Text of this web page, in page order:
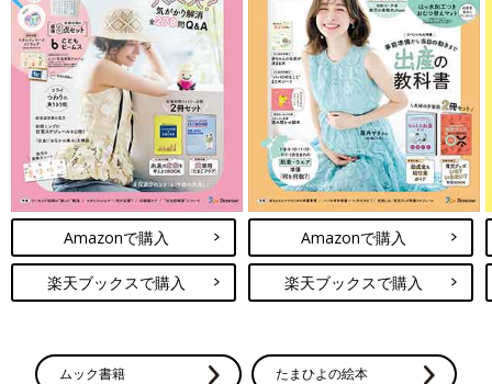
Amazonで購入
楽天ブックスで購入
Amazonで購入
楽天ブックスで購入
ムック書籍 たまひよの絵本